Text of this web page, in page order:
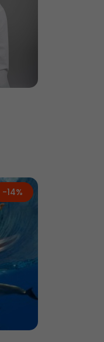
-14%